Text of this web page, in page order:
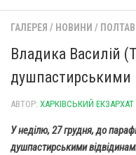
Парохії
Парохії Харківської
Парафія св.
Свято-
Пресвятої
Свято-
Покотилівка)
Корисні матеріали
Інтерв’ю
Думка
Бібліотека
Християнські фільми
Духовна музика
ГАЛЕРЕЯ / НОВИНИ /
Владика Василій
душпастирськими
АВТОР: ХАРКІВСЬКИЙ ЕКЗАРХАТ
У неділю, 27 грудня, до
душпастирськими